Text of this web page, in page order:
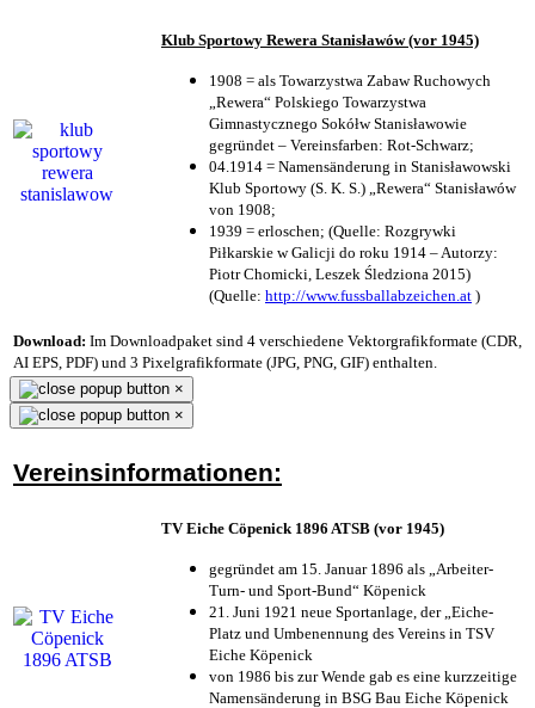
Klub Sportowy Rewera Stanisławów (vor 1945)
1908 = als Towarzystwa Zabaw Ruchowych
„Rewera“ Polskiego Towarzystwa
Gimnastycznego Sokółw Stanisławowie
gegründet – Vereinsfarben: Rot-Schwarz;
04.1914 = Namensänderung in Stanisławowski
Klub Sportowy (S. K. S.) „Rewera“ Stanisławów
von 1908;
1939 = erloschen; (Quelle: Rozgrywki
Piłkarskie w Galicji do roku 1914 – Autorzy:
Piotr Chomicki, Leszek Śledziona 2015)
(Quelle: http://www.fussballabzeichen.at )
Download: Im Downloadpaket sind 4 verschiedene Vektorgrafikformate (CDR,
AI EPS, PDF) und 3 Pixelgrafikformate (JPG, PNG, GIF) enthalten.
×
×
Vereinsinformationen:
TV Eiche Cöpenick 1896 ATSB (vor 1945)
gegründet am 15. Januar 1896 als „Arbeiter-
Turn- und Sport-Bund“ Köpenick
21. Juni 1921 neue Sportanlage, der „Eiche-
Platz und Umbenennung des Vereins in TSV
Eiche Köpenick
von 1986 bis zur Wende gab es eine kurzzeitige
Namensänderung in BSG Bau Eiche Köpenick